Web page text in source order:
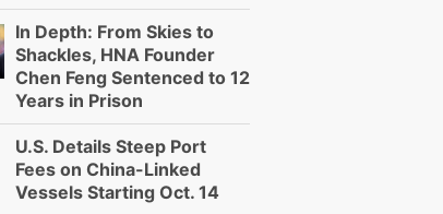
In Depth: From Skies to
Shackles, HNA Founder
Chen Feng Sentenced to 12
Years in Prison
U.S. Details Steep Port
Fees on China-Linked
Vessels Starting Oct. 14